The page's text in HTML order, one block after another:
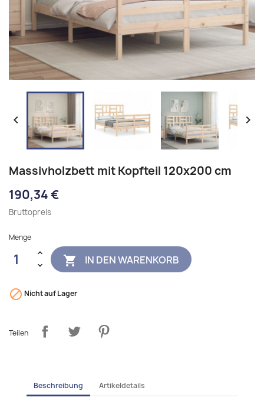
 
Massivholzbett mit Kopfteil 120x200 cm
190,34 €
Bruttopreis
Menge
 IN DEN WARENKORB
 Nicht auf Lager
Teilen
Beschreibung Artikeldetails